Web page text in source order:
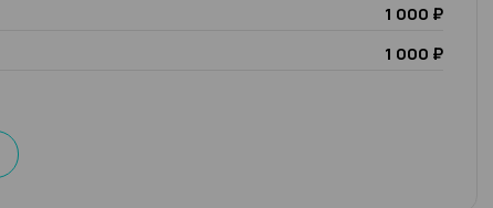
1 000 ₽
1 000 ₽